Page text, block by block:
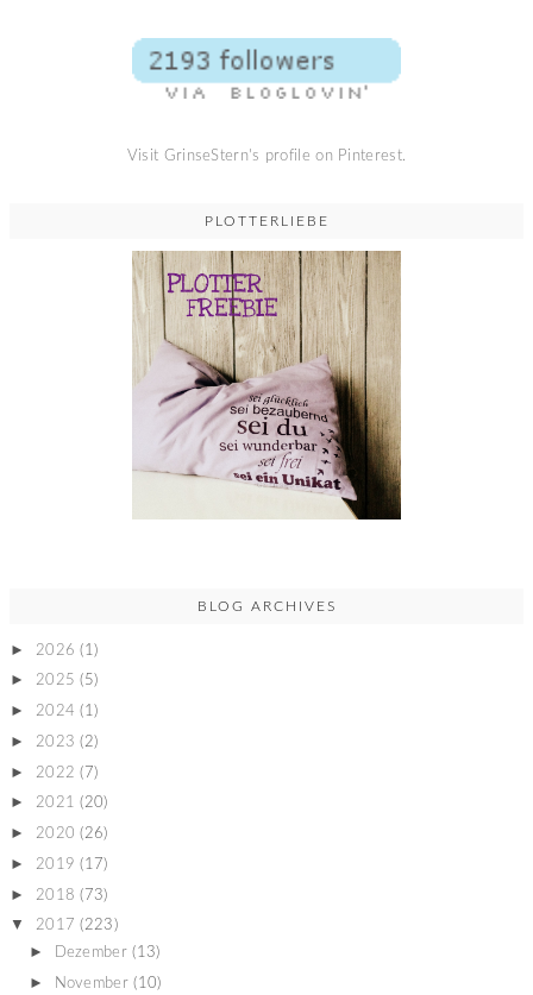
Visit GrinseStern's profile on Pinterest.
PLOTTERLIEBE
BLOG ARCHIVES
► 2026 (1)
► 2025 (5)
► 2024 (1)
► 2023 (2)
► 2022 (7)
► 2021 (20)
► 2020 (26)
► 2019 (17)
► 2018 (73)
▼ 2017 (223)
► Dezember (13)
► November (10)